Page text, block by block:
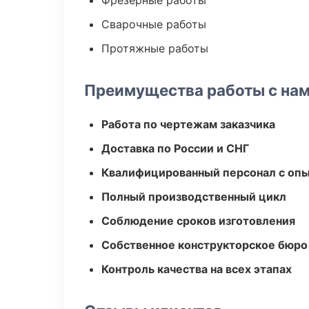
Сварочные работы
Протяжные работы
Преимущества работы с
Работа по чертежам заказчика
Доставка по России и СНГ
Квалифицированный персонал с
Полный производственный цикл
Соблюдение сроков изготовления
Собственное конструкторское бюро
Контроль качества на всех этапах